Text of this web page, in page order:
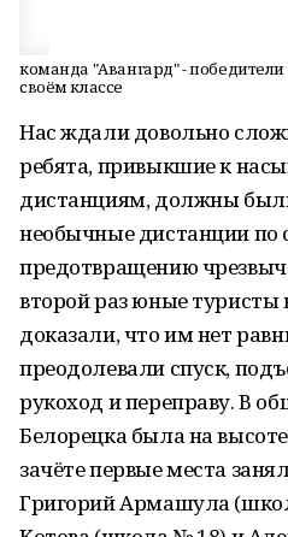
команда "Авангард" -
своём классе
Нас ждали довольно
ребята, привыкшие к
дистанциям, должны
необычные дистанции по
предотвращению
второй раз юные туристы
доказали, что им нет
преодолевали спуск,
рукоход и переправу. В
Белорецка была на
зачёте первые места
Григорий Армашула